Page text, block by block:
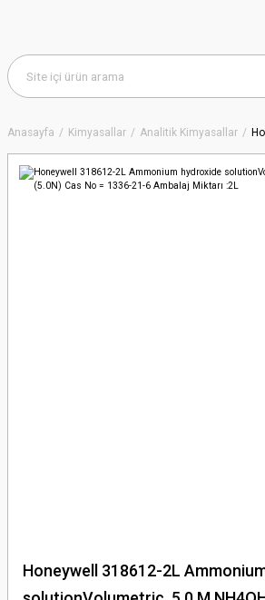
Anasayfa Kimyasallar Analitik Kimyasallar
Honeywell 318612-2L